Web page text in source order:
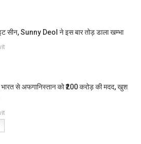
Sunny Deol ने इस बार तोड़ डाला खम्भा
से अफगानिस्‍तान को ₹200 करोड़ की मदद, खुश